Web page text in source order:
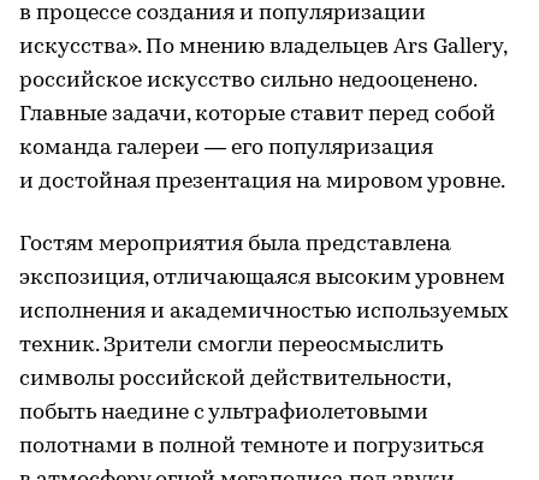
в процессе создания и популяризации
искусства». По мнению владельцев Ars Gallery,
российское искусство сильно недооценено.
Главные задачи, которые ставит перед собой
команда галереи — его популяризация
и достойная презентация на мировом уровне.
Гостям мероприятия была представлена
экспозиция, отличающаяся высоким уровнем
исполнения и академичностью используемых
техник. Зрители смогли переосмыслить
символы российской действительности,
побыть наедине с ультрафиолетовыми
полотнами в полной темноте и погрузиться